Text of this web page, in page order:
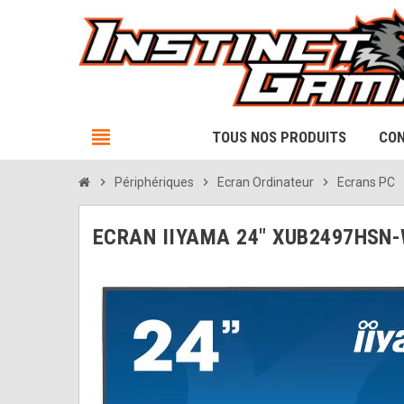
view_headline TOUS NOS PRODUITS
chevron_right Périphériques chevron_right Ecran Ordinateur chevron_right Ecrans PC
ECRAN IIYAMA 24"